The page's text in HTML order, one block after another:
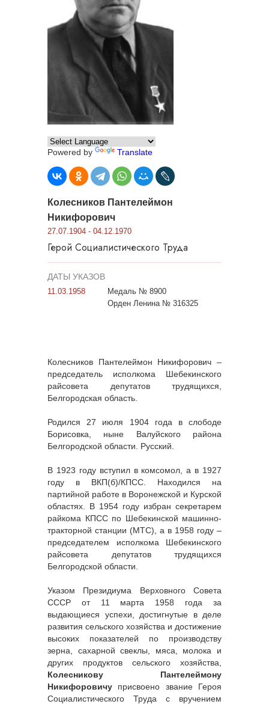
Powered by Translate
Колесников Пантелеймон
Никифорович
27.07.1904 - 04.12.1970
Герой Социалистического Труда
ДАТЫ УКАЗОВ
11.03.1958
Медаль № 8900
Орден Ленина № 316325
Колесников Пантелеймон Никифорович –
председатель исполкома Шебекинского
райсовета депутатов трудящихся,
Белгородская область.
Родился 27 июля 1904 года в слободе
Борисовка, ныне Валуйского района
Белгородской области. Русский.
В 1923 году вступил в комсомол, а в 1927
году в ВКП(б)/КПСС. Находился на
партийной работе в Воронежской и Курской
областях. В 1954 году избран секретарем
райкома КПСС по Шебекинской машинно-
тракторной станции (МТС), а в 1958 году –
председателем исполкома Шебекинского
райсовета депутатов трудящихся
Белгородской области.
Указом Президиума Верховного Совета
СССР от 11 марта 1958 года за
выдающиеся успехи, достигнутые в деле
развития сельского хозяйства и достижение
высоких показателей по производству
зерна, сахарной свеклы, мяса, молока и
других продуктов сельского хозяйства,
Колесникову Пантелеймону
Никифоровичу присвоено звание Героя
Социалистического Труда с вручением